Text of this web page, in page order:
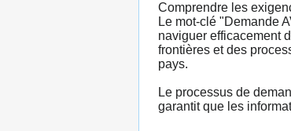
Comprendre les
Le mot-clé "Demande
naviguer efficacement
frontières et des
pays.
Le processus de
garantit que les